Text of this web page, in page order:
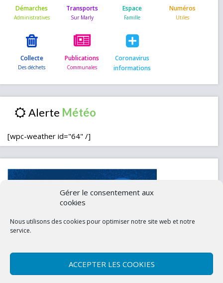
Gérer le consentement aux
cookies
Nous utilisons des cookies pour optimiser notre site web et notre
service.
ACCEPTER LES COOKIES
Démarches Transports Espace Numéros
Collecte Publications
Coronavirus
informations
Alerte
[wpc-weather id="64" /]